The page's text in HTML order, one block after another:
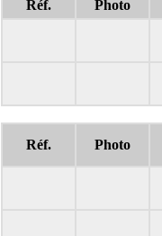
Réf. Photo
Réf. Photo